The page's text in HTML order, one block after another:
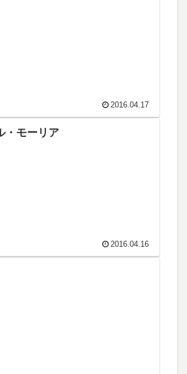
2016.04.17
・モーリア
2016.04.16